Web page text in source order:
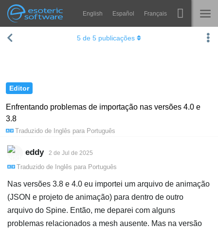
Esoteric Software
Navigation English Español Français
INÍCIO
SUPORTE
Spine
Comprar
Editor
Enfrentando problemas de importação nas versões 4.0 e
3.8
Traduzido de Inglês para Português
5 de 5 publicações
eddy 2 de Jul de 2025
Traduzido de Inglês para Português
Nas versões 3.8 e 4.0 eu importei um arquivo de animação
(JSON e projeto de animação) para dentro de outro
arquivo do Spine. Então, me deparei com alguns
problemas relacionados a mesh ausente. Mas na versão